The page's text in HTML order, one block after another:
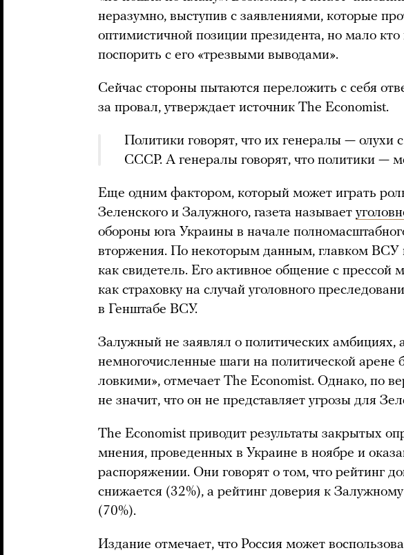
неразумно, выступив с заявлениями, которые
оптимистичной позиции президента, но мало
поспорить с его «трезвыми выводами».
Сейчас стороны пытаются переложить с себя
за провал, утверждает источник The Economist.
Политики говорят, что их генералы — олухи
СССР. А генералы говорят, что политики —
Еще одним фактором, который может играть
Зеленского и Залужного, газета называет
обороны юга Украины в начале
вторжения. По некоторым данным, главком ВСУ
как свидетель. Его активное общение с прессой
как страховку на случай уголовного
в Генштабе ВСУ.
Залужный не заявлял о политических амбициях,
немногочисленные шаги на политической
ловкими», отмечает The Economist. Однако, по
не значит, что он не представляет угрозы для
The Economist приводит результаты закрытых
мнения, проведенных в Украине в ноябре и
распоряжении. Они говорят о том, что рейтинг
снижается (32%), а рейтинг доверия к
(70%).
Издание отмечает, что Россия может